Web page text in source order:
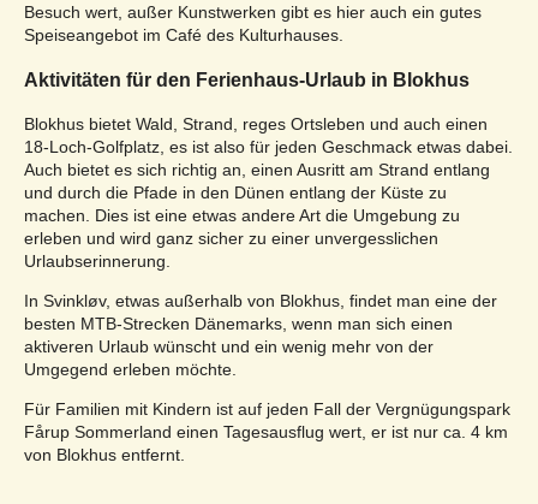
Besuch wert, außer Kunstwerken gibt es hier auch ein gutes
Speiseangebot im Café des Kulturhauses.
Aktivitäten für den Ferienhaus-Urlaub in Blokhus
Blokhus bietet Wald, Strand, reges Ortsleben und auch einen
18-Loch-Golfplatz, es ist also für jeden Geschmack etwas dabei.
Auch bietet es sich richtig an, einen Ausritt am Strand entlang
und durch die Pfade in den Dünen entlang der Küste zu
machen. Dies ist eine etwas andere Art die Umgebung zu
erleben und wird ganz sicher zu einer unvergesslichen
Urlaubserinnerung.
In Svinkløv, etwas außerhalb von Blokhus, findet man eine der
besten MTB-Strecken Dänemarks, wenn man sich einen
aktiveren Urlaub wünscht und ein wenig mehr von der
Umgegend erleben möchte.
Für Familien mit Kindern ist auf jeden Fall der Vergnügungspark
Fårup Sommerland einen Tagesausflug wert, er ist nur ca. 4 km
von Blokhus entfernt.